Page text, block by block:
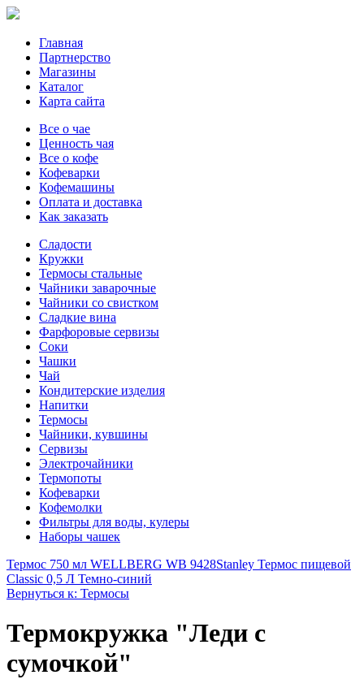
Главная
Партнерство
Магазины
Каталог
Карта сайта
Все о чае
Ценность чая
Все о кофе
Кофеварки
Кофемашины
Оплата и доставка
Как заказать
Сладости
Кружки
Термосы стальные
Чайники заварочные
Чайники со свистком
Сладкие вина
Фарфоровые сервизы
Соки
Чашки
Чай
Кондитерские изделия
Напитки
Термосы
Чайники, кувшины
Сервизы
Электрочайники
Термопоты
Кофеварки
Кофемолки
Фильтры для воды, кулеры
Наборы чашек
Термос 750 мл WELLBERG WB 9428Stanley Термос пищевой
Classic 0,5 Л Темно-синий
Вернуться к: Термосы
Термокружка "Леди с
сумочкой"